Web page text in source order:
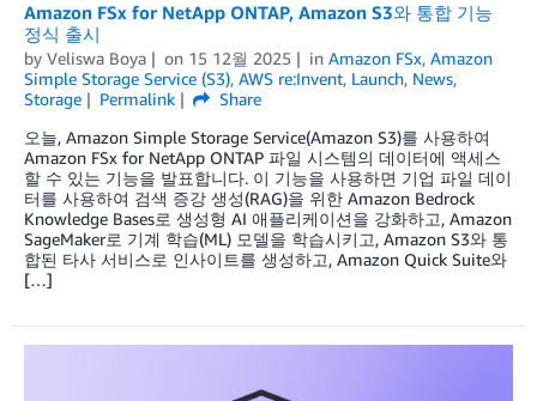
Amazon FSx for NetApp ONTAP, Amazon S3와 통합 기능
정식 출시
by Veliswa Boya on 15 12월 2025 in Amazon FSx, Amazon
Simple Storage Service (S3), AWS re:Invent, Launch, News,
Storage
Permalink
Share
오늘, Amazon Simple Storage Service(Amazon S3)를 사용하여
Amazon FSx for NetApp ONTAP 파일 시스템의 데이터에 액세스
할 수 있는 기능을 발표합니다. 이 기능을 사용하면 기업 파일 데이
터를 사용하여 검색 증강 생성(RAG)을 위한 Amazon Bedrock
Knowledge Bases로 생성형 AI 애플리케이션을 강화하고, Amazon
SageMaker로 기계 학습(ML) 모델을 학습시키고, Amazon S3와 통
합된 타사 서비스로 인사이트를 생성하고, Amazon Quick Suite와
[…]